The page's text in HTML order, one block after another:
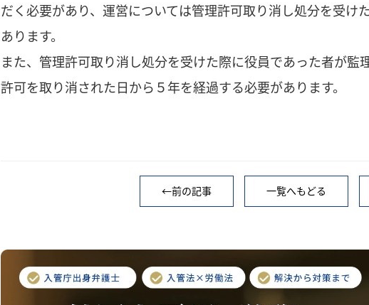
だく必要があり、運営については管理許可取り消し処分を受け
あります。
また、管理許可取り消し処分を受けた際に役員であった者が監
許可を取り消された日から５年を経過する必要があります。
←前の記事 一覧へもどる